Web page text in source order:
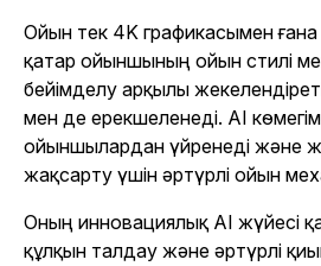
Ойын тек 4K графикасымен
қатар ойыншының ойын стилі
бейімделу арқылы
мен де ерекшеленеді. AI
ойыншылардан үйренеді және
жақсарту үшін әртүрлі ойын
Оның инновациялық AI жүйесі
құлқын талдау және әртүрлі